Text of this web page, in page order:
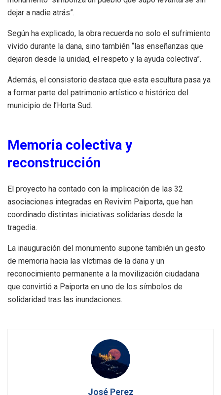
dejar a nadie atrás”.
Según ha explicado, la obra recuerda no solo el sufrimiento
vivido durante la dana, sino también “las enseñanzas que
dejaron desde la unidad, el respeto y la ayuda colectiva”.
Además, el consistorio destaca que esta escultura pasa ya
a formar parte del patrimonio artístico e histórico del
municipio de l’Horta Sud.
Memoria colectiva y
reconstrucción
El proyecto ha contado con la implicación de las 32
asociaciones integradas en Revivim Paiporta, que han
coordinado distintas iniciativas solidarias desde la
tragedia.
La inauguración del monumento supone también un gesto
de memoria hacia las víctimas de la dana y un
reconocimiento permanente a la movilización ciudadana
que convirtió a Paiporta en uno de los símbolos de
solidaridad tras las inundaciones.
José Perez